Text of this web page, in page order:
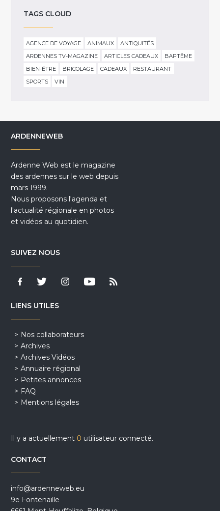
TAGS CLOUD
AGENCE DE VOYAGE ANIMAUX
ANTIQUITÉS
ARDENNES TV-MAGAZINE
ARTICLES CADEAUX
BAPTÊME
BIEN-ÊTRE
BRICOLAGE CADEAUX
RESTAURANT
SPORTS
VIN
ARDENNEWEB
Ardenne Web est le magazine
des ardennes sur le web depuis
mars 1999.
Nous proposons l'agenda et
l'actualité régionale en photos
et vidéos au quotidien.
SUIVEZ NOUS
LIENS UTILES
Nos collaborateurs
Archives
Archives Vidéos
Annuaire régional
Petites annonces
FAQ
Mentions légales
Il y a actuellement 0 utilisateur connecté.
CONTACT
info@ardenneweb.eu
9e Fontenaille